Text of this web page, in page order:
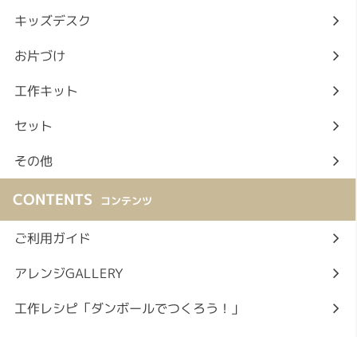
キッズデスク
お片づけ
工作キット
セット
その他
CONTENTS コンテンツ
ご利用ガイド
アレンジGALLERY
工作レシピ「ダンボールでつくろう！」